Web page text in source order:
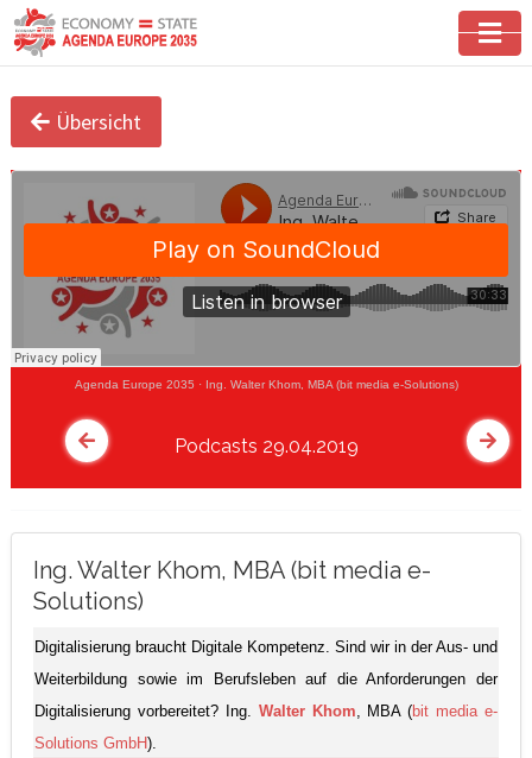
Übersicht
Agenda Europe 2035 · Ing. Walter Khom, MBA (bit media e-Solutions)
Podcasts 29.04.2019
Ing. Walter Khom, MBA (bit media e-
Solutions)
Digitalisierung braucht Digitale Kompetenz. Sind wir in der Aus- und
Weiterbildung sowie im Berufsleben auf die Anforderungen der
Digitalisierung vorbereitet? Ing. Walter Khom, MBA (bit media e-
Solutions GmbH).